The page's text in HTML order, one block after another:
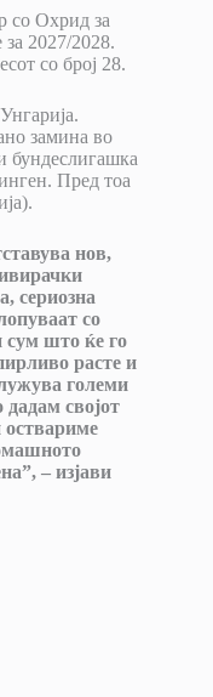
со Охрид за
2027/2028.
со број 28.
замина во
бундеслигашка
Пред тоа
нов,
сериозна
со
сум што ќе го
расте и
големи
дадам својот
оствариме
– изјави